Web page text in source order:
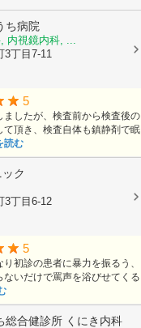
ち病院
, 内視鏡内科, ...
3丁目7-11
5
したが、検査前から検査後の
て頂き、検査自体も鎮静剤で眠
読む
ク
3丁目6-12
5
初診の患者に暴力を振るう、
いだけで罵声を浴びせてくる
総合健診所 くにき内科